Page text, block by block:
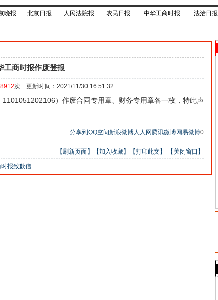
晚报 北京日报 人民法院报 农民日报 中华工商时报 法治日报
工商时报作废登报
8912次 更新时间：2021/11/30 16:51:32
1101051202106 ）作废合同专用章、财务专用章各一枚，特此声
分享到 QQ空间新浪微博人人网 腾讯微博网易微博0
【刷新页面】 【加入收藏】 【打印此文】 【关闭窗口】
报致歉信